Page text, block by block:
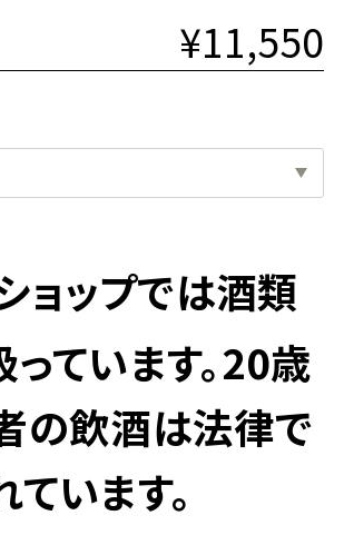
¥11,550
ョップでは酒類
ています。20歳
の飲酒は法律で
います。